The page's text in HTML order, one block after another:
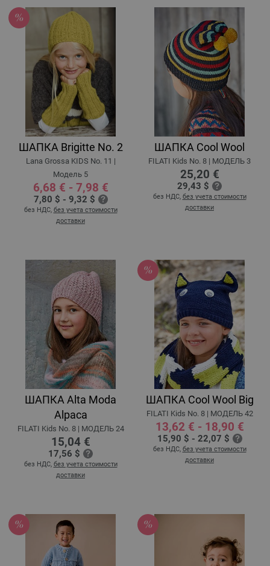
ШАПКА Brigitte No. 2
Lana Grossa KIDS No. 11 |
Модель 5
6,68 € - 7,98 €
7,80 $ - 9,32 $
без НДС, без учета стоимости
доставки
ШАПКА Cool Wool
FILATI Kids No. 8 | MOДЕЛЬ 3
25,20 €
29,43 $
без НДС, без учета стоимости
доставки
ШАПКА Alta Moda
Alpaca
FILATI Kids No. 8 | MOДЕЛЬ 24
15,04 €
17,56 $
без НДС, без учета стоимости
доставки
ШАПКА Cool Wool Big
FILATI Kids No. 8 | MOДЕЛЬ 42
13,62 € - 18,90 €
15,90 $ - 22,07 $
без НДС, без учета стоимости
доставки